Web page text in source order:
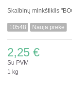
Skalbinų minkštiklis
10548 Nauja prekė
2,25 €
Su PVM
1 kg